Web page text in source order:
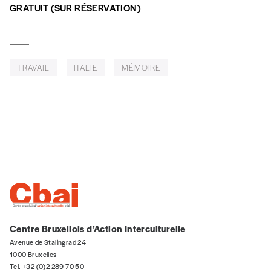
*champs obligatoires
NB: Vous pouvez choisir de participer
volonté de soutenir nos activités.
Abonnement
1 an = 5 numéros
20€*
GRATUIT (SUR RÉSERVATION)
TRAVAIL ITALIE MÉMOIRE
Centre Bruxellois d’Action Interculturelle
Avenue de Stalingrad 24
1000 Bruxelles
Tel. +32 (0)2 289 70 50